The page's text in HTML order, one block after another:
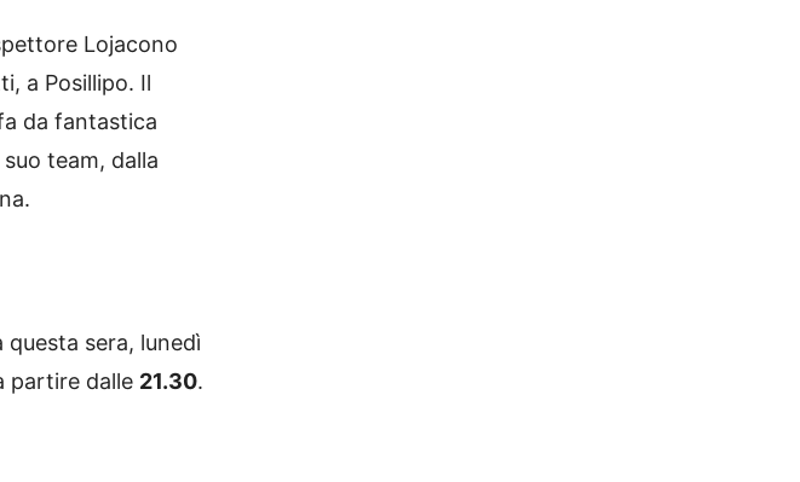
Lojacono
a Posillipo. Il
da fantastica
team, dalla
questa sera, lunedì
partire dalle 21.30.